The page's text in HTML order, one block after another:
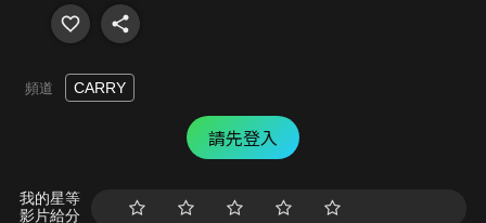
頻道 CARRY
請先登入
我的星等
影片給分